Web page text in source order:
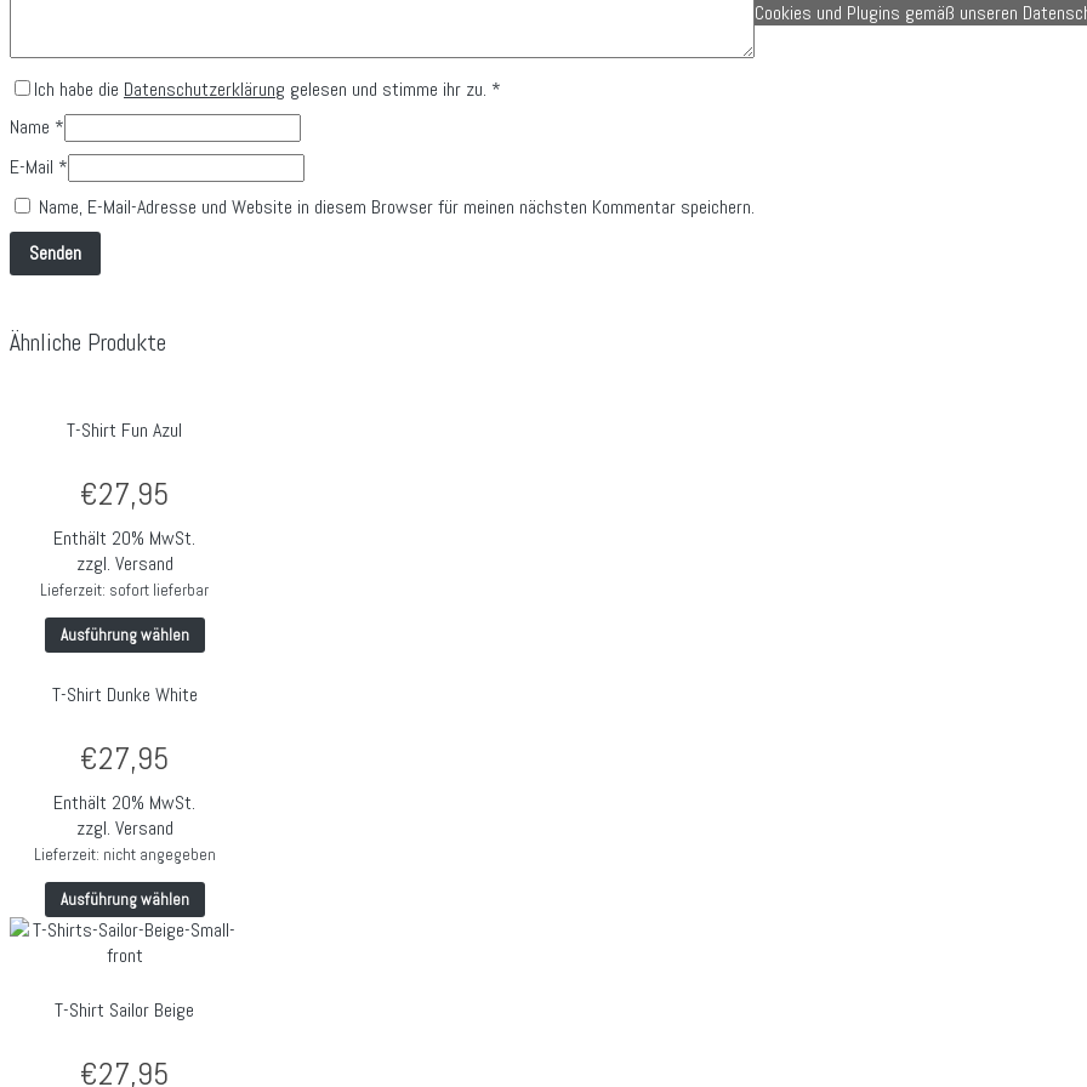
Ich habe die Datenschutzerklärung gelesen und stimme ihr zu. *
Name *
E-Mail *
Name, E-Mail-Adresse und Website in diesem Browser für meinen nächsten Kommentar speichern.
Ähnliche Produkte
T-Shirt Fun Azul
€27,95
Enthält 20% MwSt.
zzgl. Versand
Lieferzeit: sofort lieferbar
Ausführung wählen
T-Shirt Dunke White
€27,95
Enthält 20% MwSt.
zzgl. Versand
Lieferzeit: nicht angegeben
Ausführung wählen
T-Shirt Sailor Beige
€27,95
Cookies und Plugins gemäß unseren